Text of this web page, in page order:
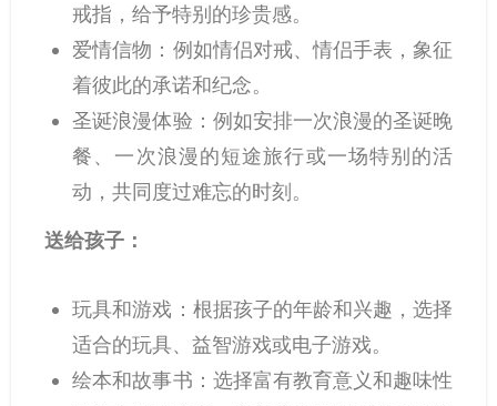
戒指，给予特别的珍贵感。
爱情信物：例如情侣对戒、情侣手表，象征
着彼此的承诺和纪念。
圣诞浪漫体验：例如安排一次浪漫的圣诞晚
餐、一次浪漫的短途旅行或一场特别的活
动，共同度过难忘的时刻。
送给孩子：
玩具和游戏：根据孩子的年龄和兴趣，选择
适合的玩具、益智游戏或电子游戏。
绘本和故事书：选择富有教育意义和趣味性